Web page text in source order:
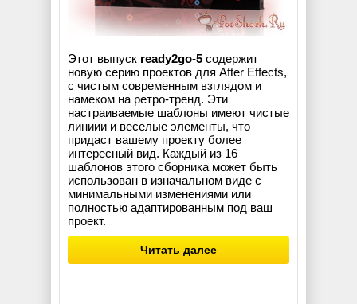
Этот выпуск ready2go-5 содержит
новую серию проектов для After Effects,
с чистым современным взглядом и
намеком на ретро-тренд. Эти
настраиваемые шаблоны имеют чистые
линиии и веселые элементы, что
придаст вашему проекту более
интересный вид. Каждый из 16
шаблонов этого сборника может быть
использован в изначальном виде с
минимальными изменениями или
полностью адаптированным под ваш
проект.
Читать далее